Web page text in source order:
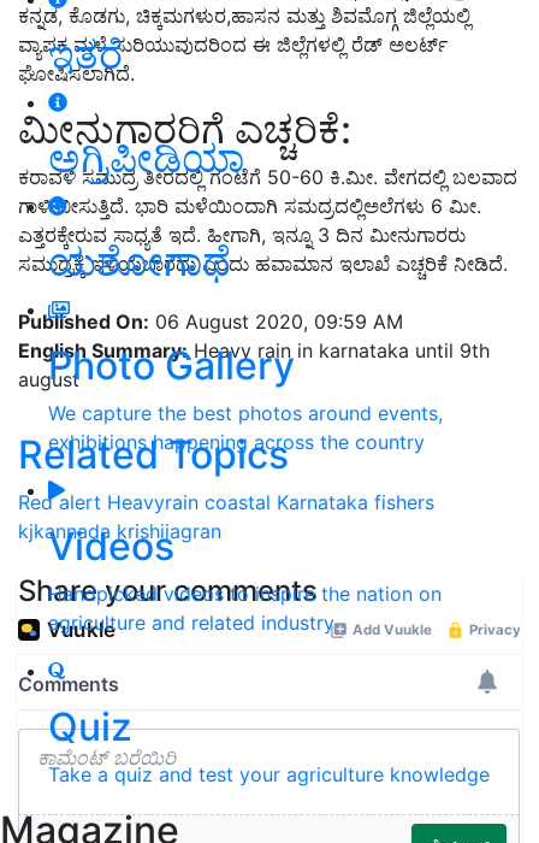
ಇತರೆ
ಅಗ್ರಿಪೀಡಿಯಾ
ಯಶೋಗಾಥೆ
Photo Gallery
We capture the best photos around events,
exhibitions happening across the country
Videos
Handpicked videos to inspire the nation on
agriculture and related industry
Quiz
Take a quiz and test your agriculture knowledge
Magazine
ಕನ್ನಡ, ಕೊಡಗು, ಚಿಕ್ಕಮಗಳುರ,ಹಾಸನ ಮತ್ತು ಶಿವಮೊಗ್ಗ ಜಿಲ್ಲೆಯಲ್ಲಿ
ವ್ಯಾಪಕ ಮಳೆ ಸುರಿಯುವುದರಿಂದ ಈ ಜಿಲ್ಲೆಗಳಲ್ಲಿ ರೆಡ್ ಅಲರ್ಟ್
ಘೋಷಿಸಲಾಗಿದೆ.
ಮೀನುಗಾರರಿಗೆ ಎಚ್ಚರಿಕೆ:
ಕರಾವಳಿ ಸಮುದ್ರ ತೀರದಲ್ಲಿ ಗಂಟೆಗೆ 50-60 ಕಿ.ಮೀ. ವೇಗದಲ್ಲಿ ಬಲವಾದ
ಗಾಳಿ ಬೀಸುತ್ತಿದೆ. ಭಾರಿ ಮಳೆಯಿಂದಾಗಿ ಸಮದ್ರದಲ್ಲಿಅಲೆಗಳು 6 ಮೀ.
ಎತ್ತರಕ್ಕೇರುವ ಸಾಧ್ಯತೆ ಇದೆ. ಹೀಗಾಗಿ, ಇನ್ನೂ 3 ದಿನ ಮೀನುಗಾರರು
ಸಮುದ್ರಕ್ಕೆ ಇಳಿಯಬಾರದು ಎಂದು ಹವಾಮಾನ ಇಲಾಖೆ ಎಚ್ಚರಿಕೆ ನೀಡಿದೆ.
Published On: 06 August 2020, 09:59 AM
English Summary:Heavy rain in karnataka until 9th
august
Related Topics
Red alert Heavyrain coastal Karnataka fishers
kjkannada krishijagran
Share your comments